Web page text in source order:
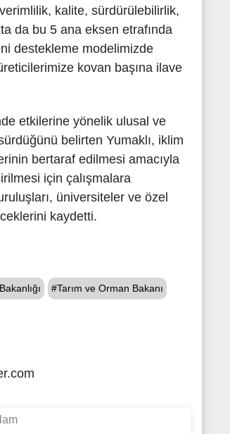
kalite, sürdürülebilirlik,
da bu 5 ana eksen etrafında
destekleme modelimizde
kovan başına ilave
etkilerine yönelik ulusal ve
belirten Yumaklı, iklim
bertaraf edilmesi amacıyla
için çalışmalara
üniversiteler ve özel
kaydetti.
#Tarım ve Orman Bakanı